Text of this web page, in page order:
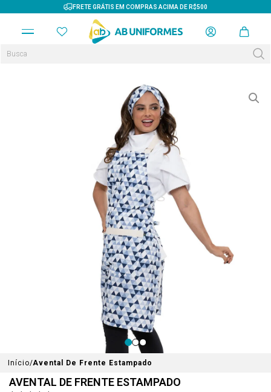
FRETE GRÁTIS EM COMPRAS ACIMA DE R$500
Início Avental De Frente Estampado
AVENTAL DE FRENTE ESTAMPADO